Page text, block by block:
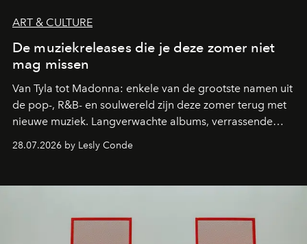
ART & CULTURE
De muziekreleases die je deze zomer niet
mag missen
Van Tyla tot Madonna: enkele van de grootste namen uit
de pop-, R&B- en soulwereld zijn deze zomer terug met
nieuwe muziek. Langverwachte albums, verrassende
comebacks en veelbelovende nieuwe projecten: dit zijn
de releases die je niet mag missen.
28.07.2026 by Lesly Conde